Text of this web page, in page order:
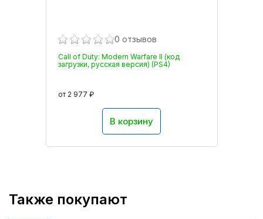
0 отзывов
Call of Duty: Modern Warfare II (код
загрузки, русская версия) (PS4)
от 2 977 ₽
В корзину
Также покупают